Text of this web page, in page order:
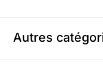
Autres